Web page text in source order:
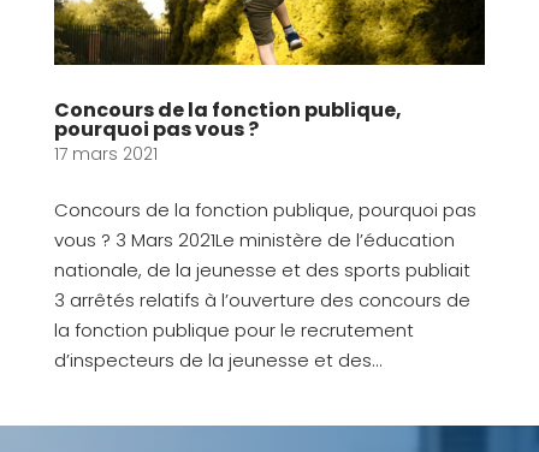
Concours de la fonction publique,
pourquoi pas vous ?
17 mars 2021
Concours de la fonction publique, pourquoi pas
vous ? 3 Mars 2021Le ministère de l’éducation
nationale, de la jeunesse et des sports publiait
3 arrêtés relatifs à l’ouverture des concours de
la fonction publique pour le recrutement
d’inspecteurs de la jeunesse et des...